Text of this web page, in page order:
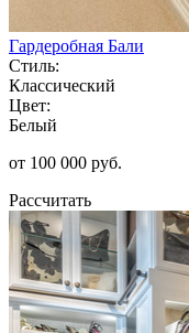
Гардеробная Бали
Стиль:
Классический
Цвет:
Белый
от 100 000 руб.
Рассчитать